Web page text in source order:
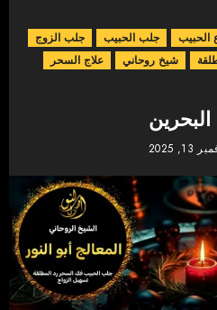
الحبيب جلب الحبيب
جلب الزوج
شيخ روحاني
علاج السحر
2025